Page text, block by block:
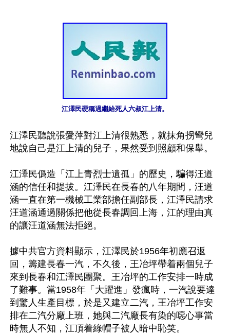
江澤民硬稱過繼給死人六叔江上清。
江澤民聽說張愛萍對江上清很熟悉，就抹角拐彎兒
地說自己是江上清的兒子，果然受到照顧和保舉。
江澤民僞造「江上青烈士遺孤」的歷史，騙得汪道
涵的信任和提拔。江澤民在長春的八年期間，汪道
涵一直在第一機械工業部擔任副部長，江澤民請求
汪道涵通過關係把他從長春調回上海，江的理由真
的讓汪道涵無法拒絕。
據中共官方資料顯示，江澤民於1956年初應召返
回，籌建長春一汽，不久後，王冶坪帶着兩個兒子
來到長春和江澤民團聚。王冶坪的工作安排一時成
了難事。當1958年「大躍進」發瘋時，一汽說要達
到驚人生產目標，於是又建立二汽，王冶坪工作安
排在二汽分廠上班，她與二汽廠長有染的噁心事當
時無人不知，江頂着綠帽子被人暗中恥笑。